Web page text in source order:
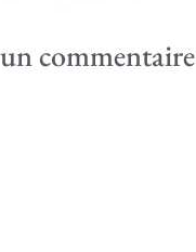
commentaire